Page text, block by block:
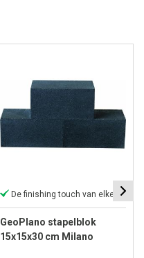
De finishing touch van elke tuin
GeoPlano stapelblok
15x15x30 cm Milano